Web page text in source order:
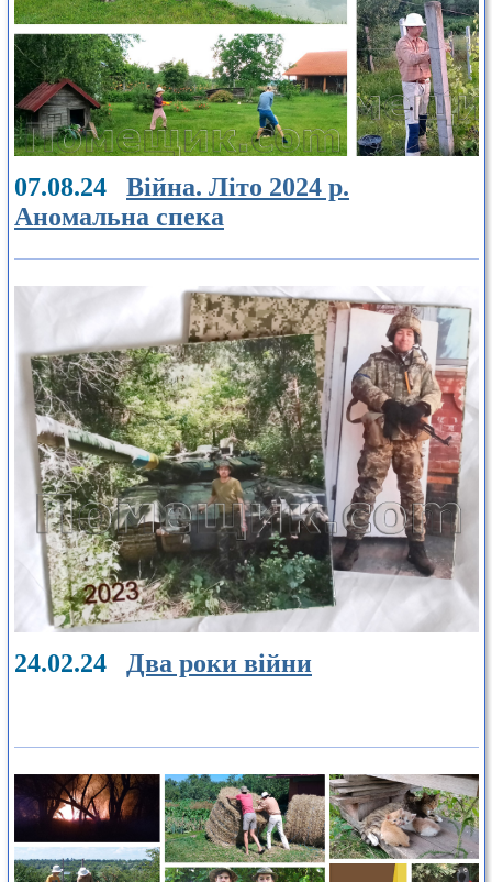
07.08.24 Війна. Літо 2024 р.
Аномальна спека
24.02.24 Два роки війни